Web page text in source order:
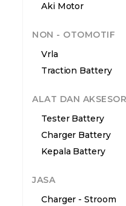
Aki Motor
NON - OTOMOTIF
Vrla
Traction Battery
ALAT DAN
Tester Battery
Charger Battery
Kepala Battery
JASA
Charger - Stroom